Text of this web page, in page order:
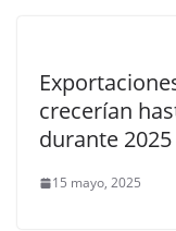
crecerían
durante 2025
15 mayo, 2025